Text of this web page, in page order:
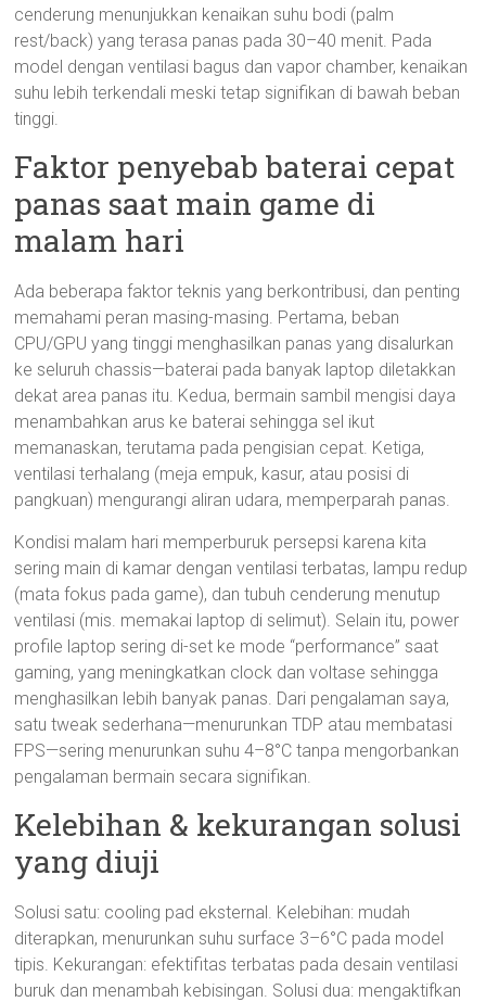
cenderung menunjukkan kenaikan suhu bodi (palm
rest/back) yang terasa panas pada 30–40 menit. Pada
model dengan ventilasi bagus dan vapor chamber, kenaikan
suhu lebih terkendali meski tetap signifikan di bawah beban
tinggi.
Faktor penyebab baterai cepat
panas saat main game di
malam hari
Ada beberapa faktor teknis yang berkontribusi, dan penting
memahami peran masing-masing. Pertama, beban
CPU/GPU yang tinggi menghasilkan panas yang disalurkan
ke seluruh chassis—baterai pada banyak laptop diletakkan
dekat area panas itu. Kedua, bermain sambil mengisi daya
menambahkan arus ke baterai sehingga sel ikut
memanaskan, terutama pada pengisian cepat. Ketiga,
ventilasi terhalang (meja empuk, kasur, atau posisi di
pangkuan) mengurangi aliran udara, memperparah panas.
Kondisi malam hari memperburuk persepsi karena kita
sering main di kamar dengan ventilasi terbatas, lampu redup
(mata fokus pada game), dan tubuh cenderung menutup
ventilasi (mis. memakai laptop di selimut). Selain itu, power
profile laptop sering di-set ke mode “performance” saat
gaming, yang meningkatkan clock dan voltase sehingga
menghasilkan lebih banyak panas. Dari pengalaman saya,
satu tweak sederhana—menurunkan TDP atau membatasi
FPS—sering menurunkan suhu 4–8°C tanpa mengorbankan
pengalaman bermain secara signifikan.
Kelebihan & kekurangan solusi
yang diuji
Solusi satu: cooling pad eksternal. Kelebihan: mudah
diterapkan, menurunkan suhu surface 3–6°C pada model
tipis. Kekurangan: efektifitas terbatas pada desain ventilasi
buruk dan menambah kebisingan. Solusi dua: mengaktifkan